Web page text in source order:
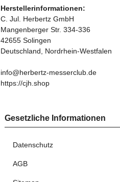
Herstellerinformationen:
C. Jul. Herbertz GmbH
Mangenberger Str. 334-336
42655 Solingen
Deutschland, Nordrhein-Westfalen
info@herbertz-messerclub.de
https://cjh.shop
Gesetzliche Informationen
Datenschutz
AGB